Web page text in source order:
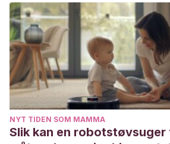
NYT TIDEN SOM MAMMA
Slik kan en